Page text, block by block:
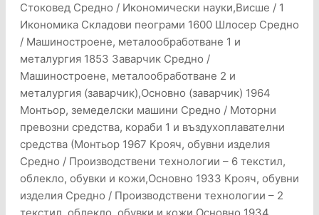
Стоковед Средно / Икономически науки,Висше / 1
Икономика Складови пеограми 1600 Шлосер Средно
/ Машиностроене, металообработване 1 и
металургия 1853 Заварчик Средно /
Машиностроене, металообработване 2 и
металургия (заварчик),Основно (заварчик) 1964
Монтьор, земеделски машини Средно / Моторни
превозни средства, кораби 1 и въздухоплавателни
средства (Монтьор 1967 Крояч, обувни изделия
Средно / Производствени технологии – 6 текстил,
облекло, обувки и кожи,Основно 1933 Крояч, обувни
изделия Средно / Производствени технологии – 2